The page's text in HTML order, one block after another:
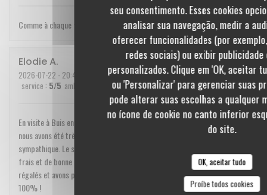
seu consentimento. Esses cookies
analisar sua navegação, medir a
oferecer funcionalidades (por
redes sociais) ou exibir
personalizados. Clique em 'OK, aceitar
ou 'Personalizar' para gerenciar suas
pode alterar suas escolhas a qualquer
no ícone de cookie no canto inferior
do site.
OK, aceitar tudo
Proíbe todos cookies
Comme à chaque fois excellent.
ElodieA
2026-07-22 - 20:45 - guests 3
service : 5/5 ambience menu:5/5 quality_price:5/5
En visite à Buis en Baronnies, nous avons dîné en famille chez Prune où
nous avons été très chaleureusement accueillis dans un cadre très
sympathique. Le service est au top, une petite carte, gage de produits
frais et de bonne cuisine. Les burgers sont très bons, nous nous sommes
régalés et avons passes un très bon moment ! Nous recommandons à
100% !